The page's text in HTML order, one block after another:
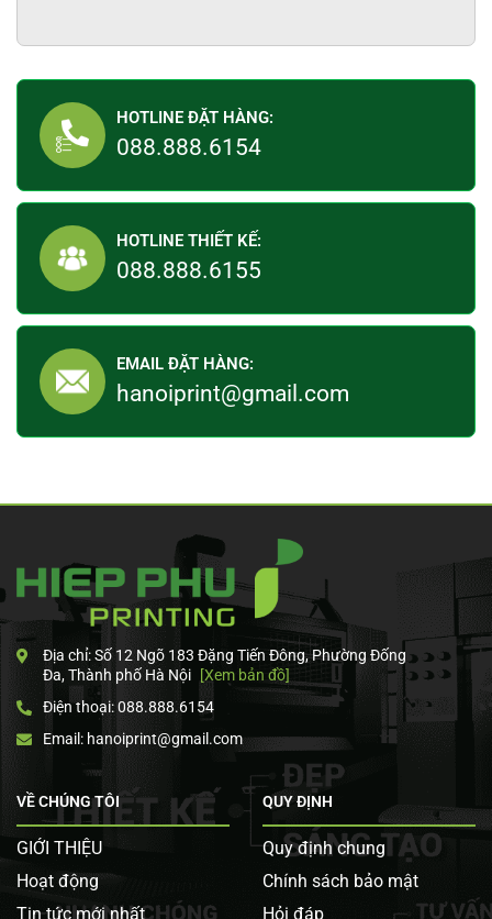
HOTLINE ĐẶT HÀNG:
088.888.6154
HOTLINE THIẾT KẾ:
088.888.6155
EMAIL ĐẶT HÀNG:
hanoiprint@gmail.com
Địa chỉ: Số 12 Ngõ 183 Đặng Tiến Đông, Phường Đống
Đa, Thành phố Hà Nội
[Xem bản đồ]
Điện thoại: 088.888.6154
Email: hanoiprint@gmail.com
VỀ CHÚNG TÔI
GIỚI THIỆU
Hoạt động
Tin tức mới nhất
QUY ĐỊNH
Quy định chung
Chính sách bảo mật
Hỏi đáp